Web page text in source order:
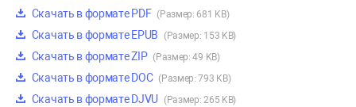
Скачать в формате PDF (Размер: 681 KB)
Скачать в формате EPUB (Размер: 153 KB)
Скачать в формате ZIP (Размер: 49 KB)
Скачать в формате DOC (Размер: 793 KB)
Скачать в формате DJVU (Размер: 265 KB)